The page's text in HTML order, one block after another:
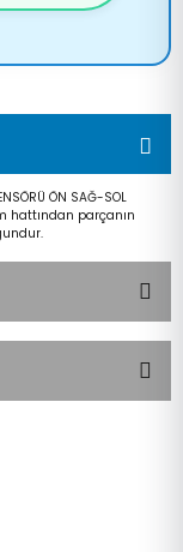
ÖN SAĞ-SOL
hattından parçanın